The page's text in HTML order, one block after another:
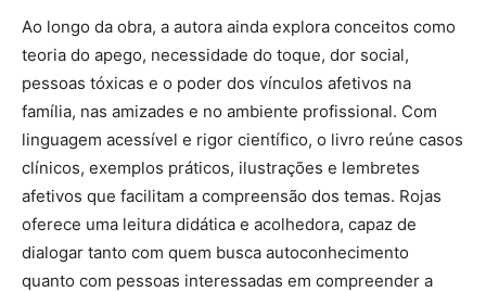
Ao longo da obra, a autora ainda explora conceitos como
teoria do apego, necessidade do toque, dor social,
pessoas tóxicas e o poder dos vínculos afetivos na
família, nas amizades e no ambiente profissional. Com
linguagem acessível e rigor científico, o livro reúne casos
clínicos, exemplos práticos, ilustrações e lembretes
afetivos que facilitam a compreensão dos temas. Rojas
oferece uma leitura didática e acolhedora, capaz de
dialogar tanto com quem busca autoconhecimento
quanto com pessoas interessadas em compreender a